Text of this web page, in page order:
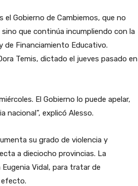
Gobierno de Cambiemos, que no
que continúa incumpliendo con la
de Financiamiento Educativo.
Temis, dictado el jueves pasado en
El Gobierno lo puede apelar,
explicó Alesso.
su grado de violencia y
a dieciocho provincias. La
Vidal, para tratar de
efecto.